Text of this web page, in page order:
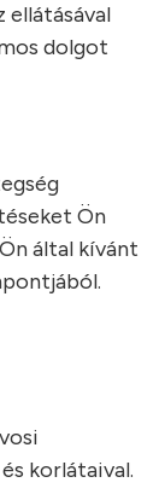
ellátásával
dolgot
Ön
által kívánt
korlátaival.